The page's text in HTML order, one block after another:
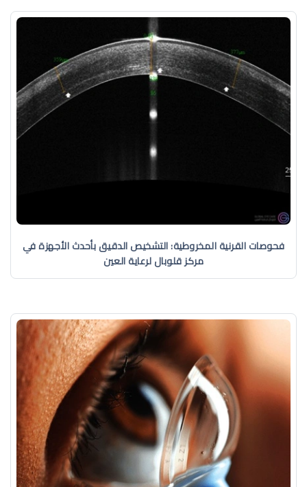
فحوصات القرنية المخروطية: التشخيص الدقيق بأحدث الأجهزة في
مركز قلوبال لرعاية العين